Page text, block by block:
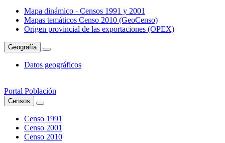
Mapa dinámico - Censos 1991 y 2001
Mapas temáticos Censo 2010 (GeoCenso)
Origen provincial de las exportaciones (OPEX)
Geografía
Datos geográficos
Portal Población
Censos
Censo 1991
Censo 2001
Censo 2010